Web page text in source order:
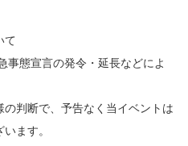
て
事態宣言の発令・延長などによ
判断で、予告なく当イベントは
ます。